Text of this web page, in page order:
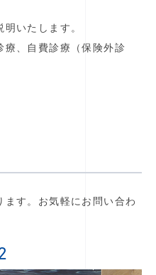
いたします。
療、自費診療（保険外診
す。お気軽にお問い合わ